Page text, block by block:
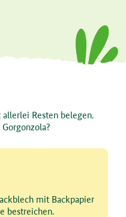
Resten belegen.
mit Backpapier
bestreichen.